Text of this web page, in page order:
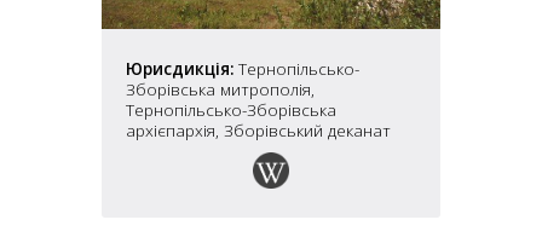
Юрисдикція: Тернопільсько-
Зборівська митрополія,
Тернопільсько-Зборівська
архієпархія, Зборівський деканат
37
11